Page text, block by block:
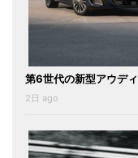
第6世代の新型アウデ
2日 ago